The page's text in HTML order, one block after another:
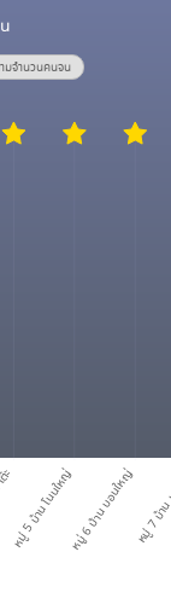
มจำนวนคนจน
ะหมู่ 5 บ้าน โนนใหญ่หมู่ 6 บ้าน บอนใหญ่หมู่ 7